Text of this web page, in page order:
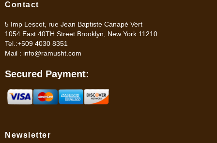
Contact
5 Imp Lescot, rue Jean Baptiste Canapé Vert
1054 East 40TH Street Brooklyn, New York 11210
Tel.:+509 4030 8351
Mail : info@ramusht.com
Secured Payment:
Newsletter